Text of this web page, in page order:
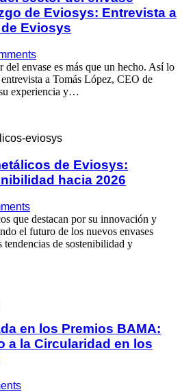
de Eviosys: Entrevista a
Eviosys
del envase es más que un hecho. Así lo
a Tomás López, CEO de
experiencia y…
de Eviosys:
hacia 2026
que destacan por su innovación y
el futuro de los nuevos envases
tendencias de sostenibilidad y
en los Premios BAMA:
a la Circularidad en los